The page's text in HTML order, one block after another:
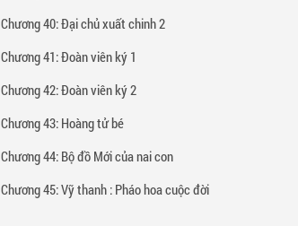
Chương 40: Đại chủ xuất chinh 2
Chương 41: Đoàn viên ký 1
Chương 42: Đoàn viên ký 2
Chương 43: Hoàng tử bé
Chương 44: Bộ đồ Mới của nai con
Chương 45: Vỹ thanh : Pháo hoa cuộc đời